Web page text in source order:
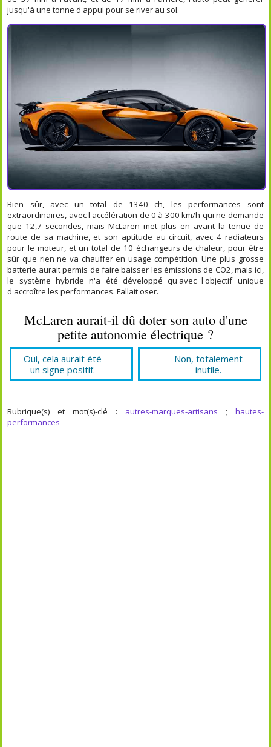
jusqu'à une tonne d'appui pour se river au sol.
Bien sûr, avec un total de 1340 ch, les performances sont
extraordinaires, avec l'accélération de 0 à 300 km/h qui ne demande
que 12,7 secondes, mais McLaren met plus en avant la tenue de
route de sa machine, et son aptitude au circuit, avec 4 radiateurs
pour le moteur, et un total de 10 échangeurs de chaleur, pour être
sûr que rien ne va chauffer en usage compétition. Une plus grosse
batterie aurait permis de faire baisser les émissions de CO2, mais ici,
le système hybride n'a été développé qu'avec l'objectif unique
d'accroître les performances. Fallait oser.
McLaren aurait-il dû doter son auto d'une
petite autonomie électrique ?
Oui, cela aurait été
un signe positif.
Non, totalement
inutile.
Rubrique(s) et mot(s)-clé : autres-marques-artisans ; hautes-
performances